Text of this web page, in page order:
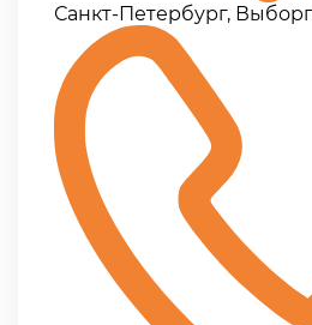
Санкт-Петербург,